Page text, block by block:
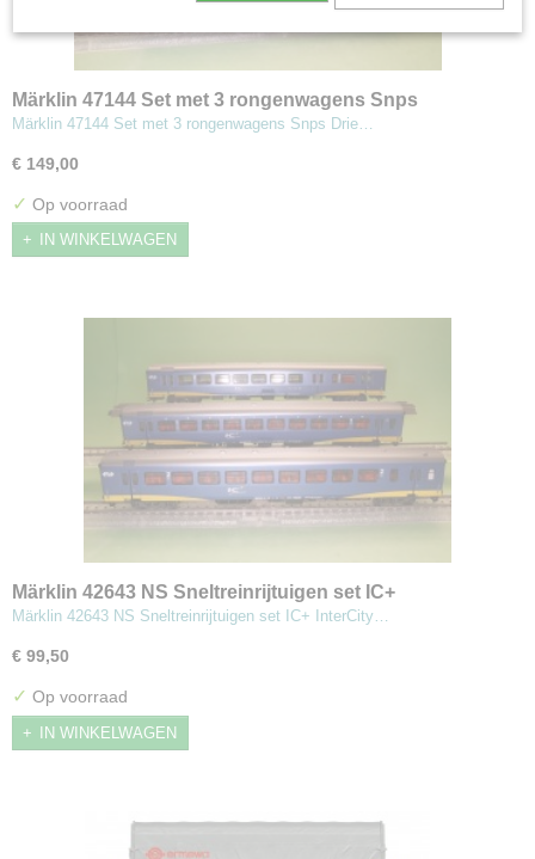
Märklin 47144 Set met 3 rongenwagens Snps
Märklin 47144 Set met 3 rongenwagens Snps Drie…
€ 149,00
✓ Op voorraad
IN WINKELWAGEN
Märklin 42643 NS Sneltreinrijtuigen set IC+
Märklin 42643 NS Sneltreinrijtuigen set IC+ InterCity…
€ 99,50
✓ Op voorraad
IN WINKELWAGEN